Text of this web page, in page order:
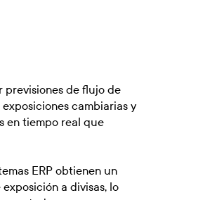
previsiones de flujo de
cambiarias y
en tiempo real que
ERP obtienen un
a divisas, lo